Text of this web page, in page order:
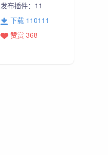
发布插件： 11
下载 110111
赞赏 368